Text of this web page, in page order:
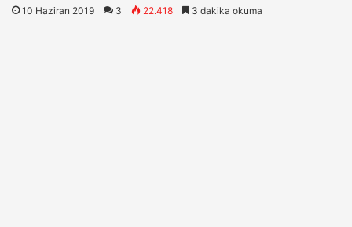
10 Haziran 2019 3 22.418 3 dakika okuma